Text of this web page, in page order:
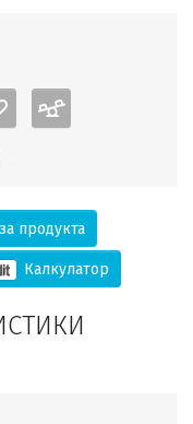
продукта
Калкулатор